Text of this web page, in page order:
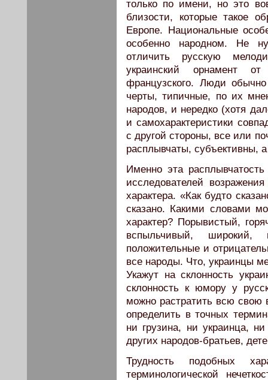
только по имени, но это
близости, которые такое
Европе. Национальные
особенно народном. Не
отличить русскую
украинский орнамент
французского. Люди
черты, типичные, по их
народов, и нередко (хотя
и самохарактеристики
с другой стороны, все или
расплывчаты, субъективны,
Именно эта
исследователей
характера. «Как будто
сказано. Какими словами
характер? Порывистый,
вспыльчивый, широкий,
положительные и
все народы. Что, украинцы
Укажут на склонность
склонность к юмору у
можно растратить всю свою
определить в точных
ни грузина, ни украинца,
других народов-братьев,
Трудность подобных
терминологической